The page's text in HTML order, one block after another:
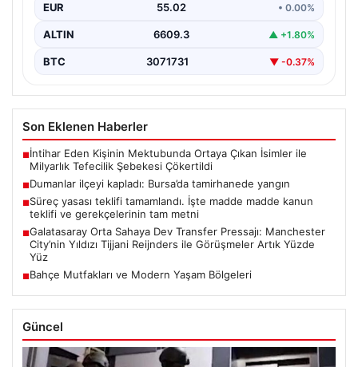
EUR 55.02 • 0.00%
ALTIN 6609.3 ▲ +1.80%
BTC 3071731 ▼ -0.37%
Son Eklenen Haberler
■İntihar Eden Kişinin Mektubunda Ortaya Çıkan İsimler ile
Milyarlık Tefecilik Şebekesi Çökertildi
■Dumanlar ilçeyi kapladı: Bursa’da tamirhanede yangın
■Süreç yasası teklifi tamamlandı. İşte madde madde kanun
teklifi ve gerekçelerinin tam metni
■Galatasaray Orta Sahaya Dev Transfer Pressajı: Manchester
City’nin Yıldızı Tijjani Reijnders ile Görüşmeler Artık Yüzde
Yüz
■Bahçe Mutfakları ve Modern Yaşam Bölgeleri
Güncel